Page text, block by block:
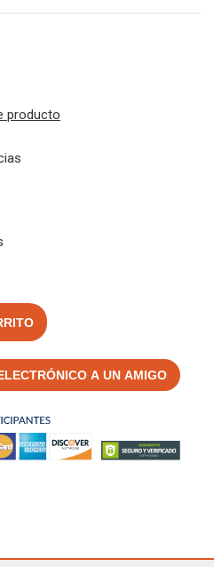
producto
A UN AMIGO